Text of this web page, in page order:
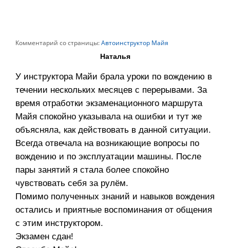
Комментарий со страницы:Автоинструктор Майя
Наталья
У инструктора Майи брала уроки по вождению в
течении нескольких месяцев с перерывами. За
время отработки экзаменационного маршрута
Майя спокойно указывала на ошибки и тут же
объясняла, как действовать в данной ситуации.
Всегда отвечала на возникающие вопросы по
вождению и по эксплуатации машины. После
пары занятий я стала более спокойно
чувствовать себя за рулём.
Помимо полученных знаний и навыков вождения
остались и приятные воспоминания от общения
с этим инструктором.
Экзамен сдан!